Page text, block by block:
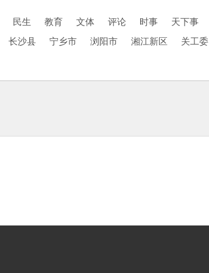
民生 教育 文体 评论 时事 天下事
长沙县 宁乡市 浏阳市 湘江新区 关工委